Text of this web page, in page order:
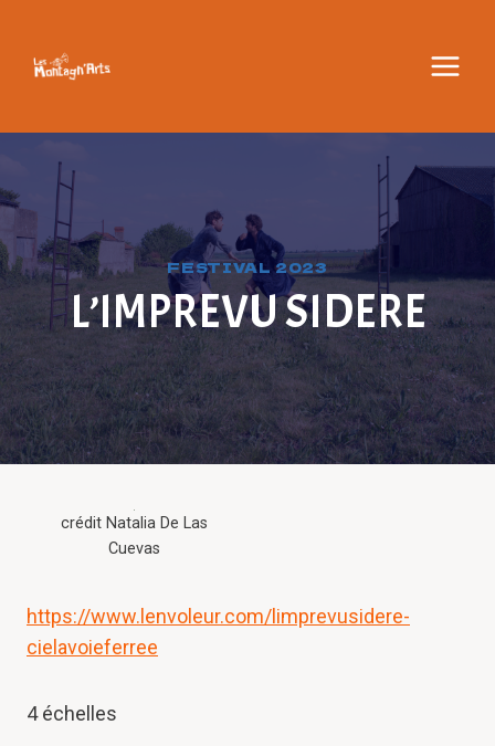
contenu
FESTIVAL 2023
L’IMPREVU SIDERE
crédit Natalia De Las
Cuevas
https://www.lenvoleur.com/limprevusidere-
cielavoieferree
4 échelles